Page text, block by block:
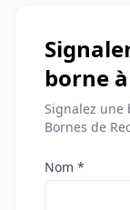
borne
Signalez une
Bornes de
Nom *